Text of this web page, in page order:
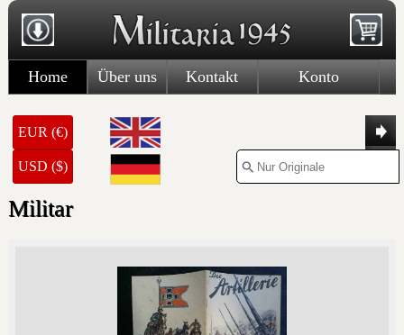
Home Über uns Kontakt Konto
EUR (€)
USD ($)
Militar